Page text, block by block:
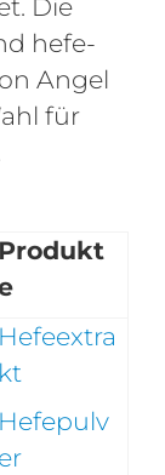
Die
hefe-
Angel
für
Produkt
Hefeextra
kt
Hefepulv
er